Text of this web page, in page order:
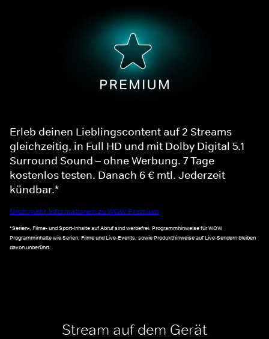
Erleb deinen Lieblingscontent auf 2 Streams
gleichzeitig, in Full HD und mit Dolby Digital 5.1
Surround Sound – ohne Werbung. 7 Tage
kostenlos testen. Danach 6 € mtl. Jederzeit
kündbar.*
Noch mehr Informationen zu WOW Premium
*Serien-, Filme- und Sport-Inhalte auf Abruf sind werbefrei. Programmhinweise für WOW
Programminhalte wie Serien, Filme und Live-Events, sowie Produkthinweise auf Live-Sendern bleiben
davon unberührt.
Stream auf dem Gerät